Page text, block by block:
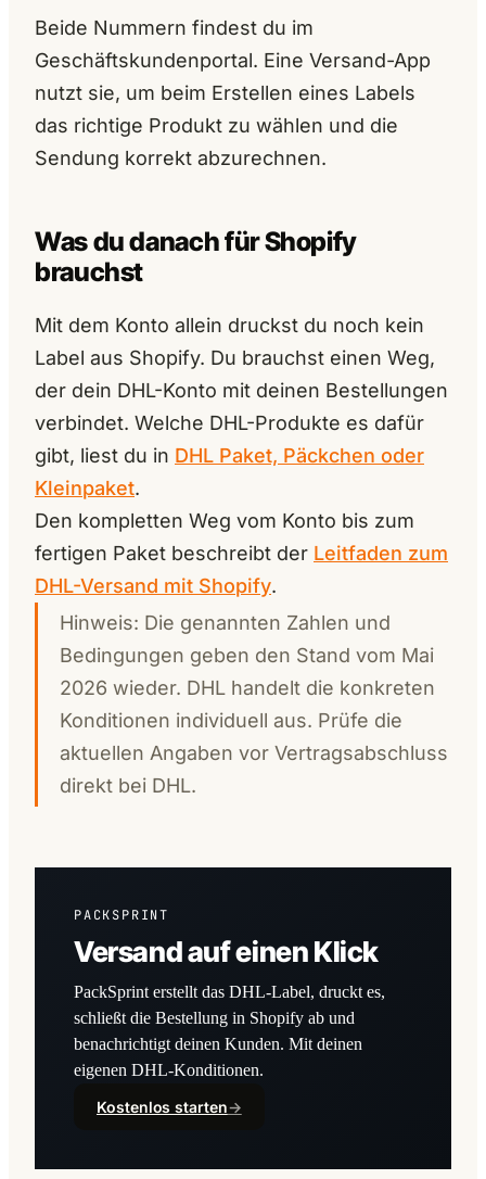
Beide Nummern findest du im
Geschäftskundenportal. Eine Versand-App
nutzt sie, um beim Erstellen eines Labels
das richtige Produkt zu wählen und die
Sendung korrekt abzurechnen.
Was du danach für Shopify
brauchst
Mit dem Konto allein druckst du noch kein
Label aus Shopify. Du brauchst einen Weg,
der dein DHL-Konto mit deinen Bestellungen
verbindet. Welche DHL-Produkte es dafür
gibt, liest du in DHL Paket, Päckchen oder
Kleinpaket.
Den kompletten Weg vom Konto bis zum
fertigen Paket beschreibt der Leitfaden zum
DHL-Versand mit Shopify.
Hinweis: Die genannten Zahlen und
Bedingungen geben den Stand vom Mai
2026 wieder. DHL handelt die konkreten
Konditionen individuell aus. Prüfe die
aktuellen Angaben vor Vertragsabschluss
direkt bei DHL.
PACKSPRINT
Versand auf einen Klick
PackSprint erstellt das DHL-Label, druckt es,
schließt die Bestellung in Shopify ab und
benachrichtigt deinen Kunden. Mit deinen
eigenen DHL-Konditionen.
Kostenlos starten→